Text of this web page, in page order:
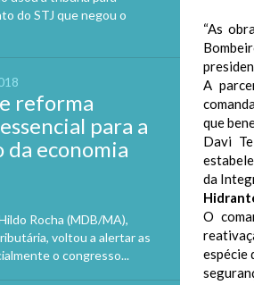
do STJ que negou o
reforma
para a
da economia
Rocha (MDB/MA),
voltou a alertar as
o congresso...
“As
A
que
Davi
da
O
espécie